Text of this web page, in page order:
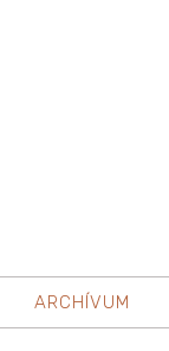
ARCHÍVUM